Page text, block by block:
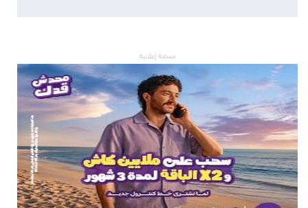
مساحة إعلانية